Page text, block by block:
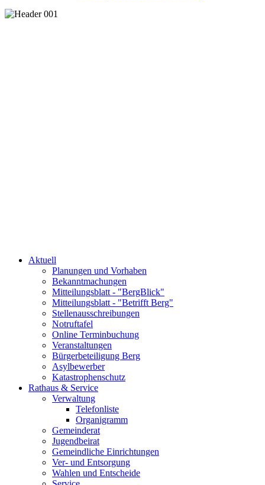
Aktuell
Planungen und Vorhaben
Bekanntmachungen
Mitteilungsblatt - "BergBlick"
Mitteilungsblatt - "Betrifft Berg"
Stellenausschreibungen
Notruftafel
Online Terminbuchung
Veranstaltungen
Bürgerbeteiligung Berg
Asylbewerber
Katastrophenschutz
Rathaus & Service
Verwaltung
Telefonliste
Organigramm
Gemeinderat
Jugendbeirat
Gemeindliche Einrichtungen
Ver- und Entsorgung
Wahlen und Entscheide